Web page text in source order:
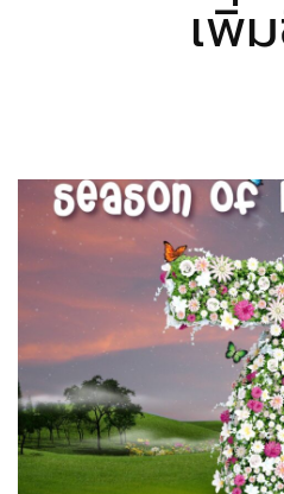
เพิ่